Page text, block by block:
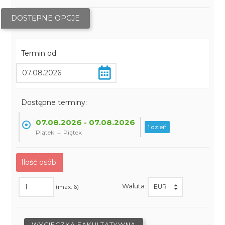
DOSTĘPNE OPCJE
Termin od:
Dostępne terminy:
07.08.2026 - 07.08.2026
Piątek → Piątek
1 dzień
Ilość osób:
(max. 6) Waluta: